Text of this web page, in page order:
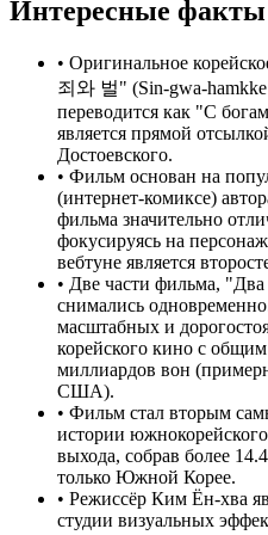
Интересные факты
• Оригинальное
죄와 벌" (Sin-gwa-
переводится как "С
является прямой
Достоевского.
• Фильм основан на
(интернет-комиксе)
фильма значительно
фокусируясь на
вебтуне является
• Две части фильма,
снимались
масштабных и
корейского кино с
миллиардов вон
США).
• Фильм стал вторым
истории
выхода, собрав более
только Южной Корее.
• Режиссёр Ким Ён-хва
студии визуальных